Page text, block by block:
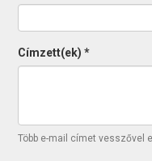
Címzett(ek)*
Több e-mail címet vesszővel